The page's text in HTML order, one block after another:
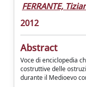
FERRANTE,
2012
Abstract
Voce di enciclopedia
costruttive delle
durante il Medioevo